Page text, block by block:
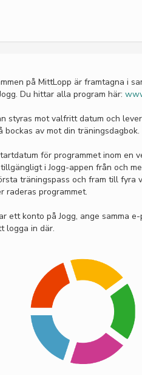
på MittLopp är framtagna i
Du hittar alla program här:
styras mot valfritt datum och
bockas av mot din träningsdagbok.
för programmet inom en
i Jogg-appen från och
träningspass och fram till fyra
raderas programmet.
ett konto på Jogg, ange samma
logga in där.